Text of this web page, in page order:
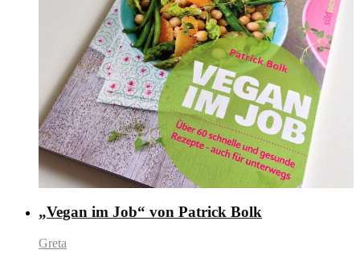
„Vegan im Job“ von Patrick Bolk
Greta